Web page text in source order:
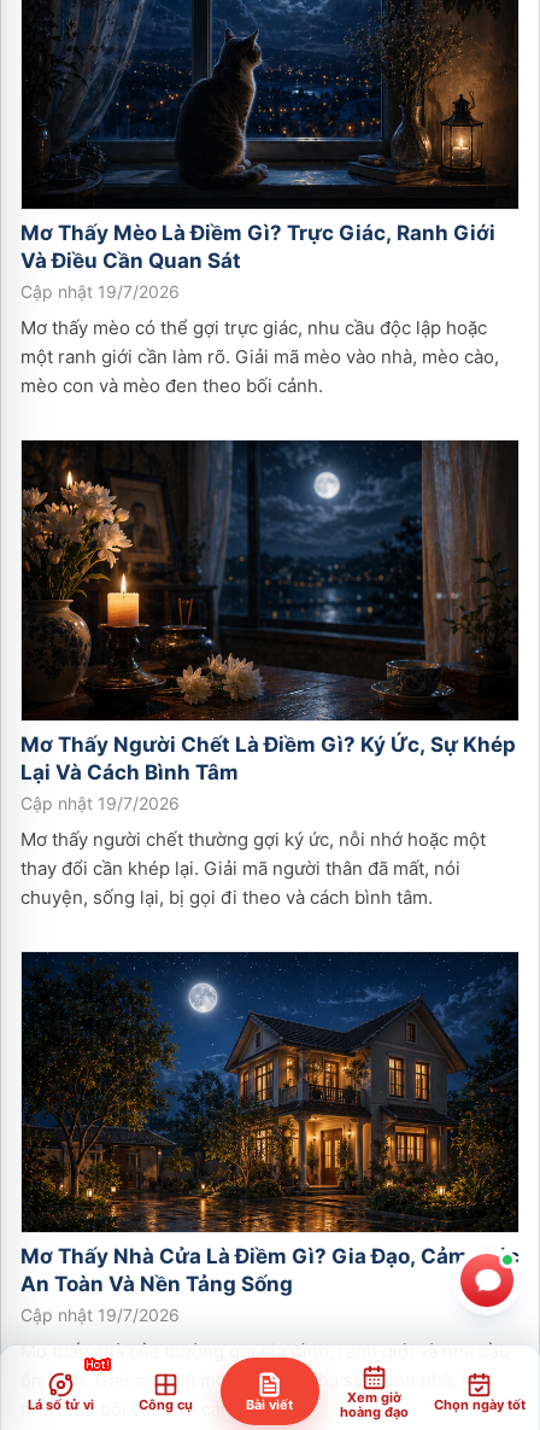
Mơ Thấy Mèo Là Điềm Gì? Trực Giác, Ranh Giới
Và Điều Cần Quan Sát
Cập nhật 19/7/2026
Mơ thấy mèo có thể gợi trực giác, nhu cầu độc lập hoặc
một ranh giới cần làm rõ. Giải mã mèo vào nhà, mèo cào,
mèo con và mèo đen theo bối cảnh.
Mơ Thấy Người Chết Là Điềm Gì? Ký Ức, Sự Khép
Lại Và Cách Bình Tâm
Cập nhật 19/7/2026
Mơ thấy người chết thường gợi ký ức, nỗi nhớ hoặc một
thay đổi cần khép lại. Giải mã người thân đã mất, nói
chuyện, sống lại, bị gọi đi theo và cách bình tâm.
Mơ Thấy Nhà Cửa Là Điềm Gì? Gia Đạo, Cảm Giác
An Toàn Và Nền Tảng Sống
Cập nhật 19/7/2026
Mơ thấy nhà cửa thường gợi gia đình, ranh giới và nhu cầu
ổn định. Giải mã nhà mới, nhà cũ, nhà sập, dọn nhà, lạc
nhà theo bối cảnh và cảm xúc.
Lá số tử vi Công cụ Bài viết
Xem giờ
hoàng đạo
Chọn ngày tốt